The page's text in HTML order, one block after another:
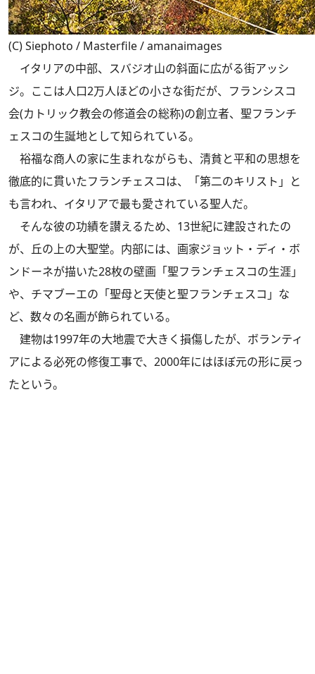
(C) Siephoto / Masterfile / amanaimages
イタリアの中部、スバジオ山の斜面に広がる街アッシ
ジ。ここは人口2万人ほどの小さな街だが、フランシスコ
会(カトリック教会の修道会の総称)の創立者、聖フランチ
ェスコの生誕地として知られている。
裕福な商人の家に生まれながらも、清貧と平和の思想を
徹底的に貫いたフランチェスコは、「第二のキリスト」と
も言われ、イタリアで最も愛されている聖人だ。
そんな彼の功績を讃えるため、13世紀に建設されたの
が、丘の上の大聖堂。内部には、画家ジョット・ディ・ボ
ンドーネが描いた28枚の壁画「聖フランチェスコの生涯」
や、チマブーエの「聖母と天使と聖フランチェスコ」な
ど、数々の名画が飾られている。
建物は1997年の大地震で大きく損傷したが、ボランティ
アによる必死の修復工事で、2000年にはほぼ元の形に戻っ
たという。